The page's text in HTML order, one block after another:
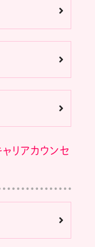
リアカウンセ